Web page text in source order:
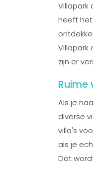
Villapark
heeft
Villapark
zijn er
Ruime
Als je
diverse
villa's
als je
Dat